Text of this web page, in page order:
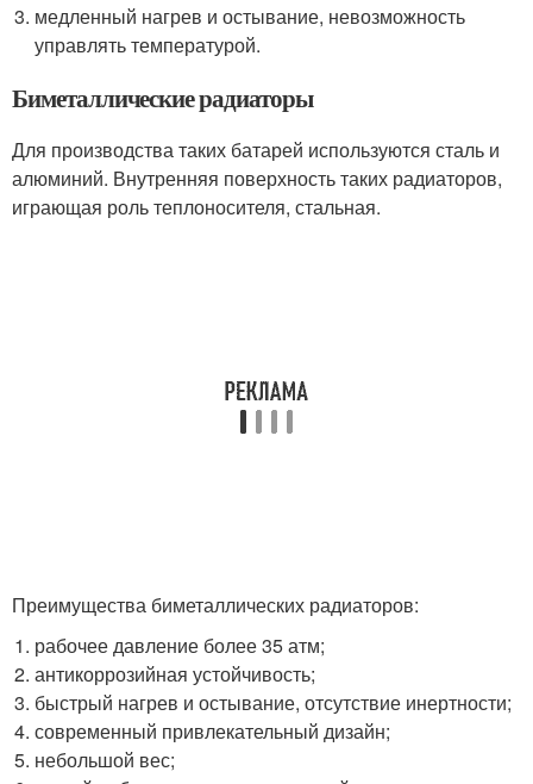
медленный нагрев и остывание, невозможность
управлять температурой.
Биметаллические радиаторы
Для производства таких батарей используются сталь и
алюминий. Внутренняя поверхность таких радиаторов,
играющая роль теплоносителя, стальная.
Преимущества биметаллических радиаторов:
рабочее давление более 35 атм;
антикоррозийная устойчивость;
быстрый нагрев и остывание, отсутствие инертности;
современный привлекательный дизайн;
небольшой вес;